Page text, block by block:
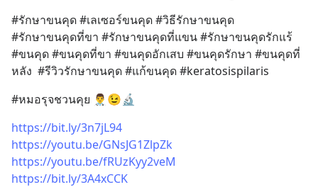
#รักษาขนคุด #เลเซอร์ขนคุด #วิธีรักษาขนคุด
#รักษาขนคุดที่ขา #รักษาขนคุดที่แขน #รักษาขนคุดรักแร้
#ขนคุด #ขนคุดที่ขา #ขนคุดอักเสบ #ขนคุดรักษา #ขนคุดที่
หลัง  #รีวิวรักษาขนคุด #แก้ขนคุด #keratosispilaris
#หมอรุจชวนคุย 👨‍⚕️😉🔬
https://bit.ly/3n7jL94
https://youtu.be/GNsJG1ZlpZk
https://youtu.be/fRUzKyy2veM
https://bit.ly/3A4xCCK